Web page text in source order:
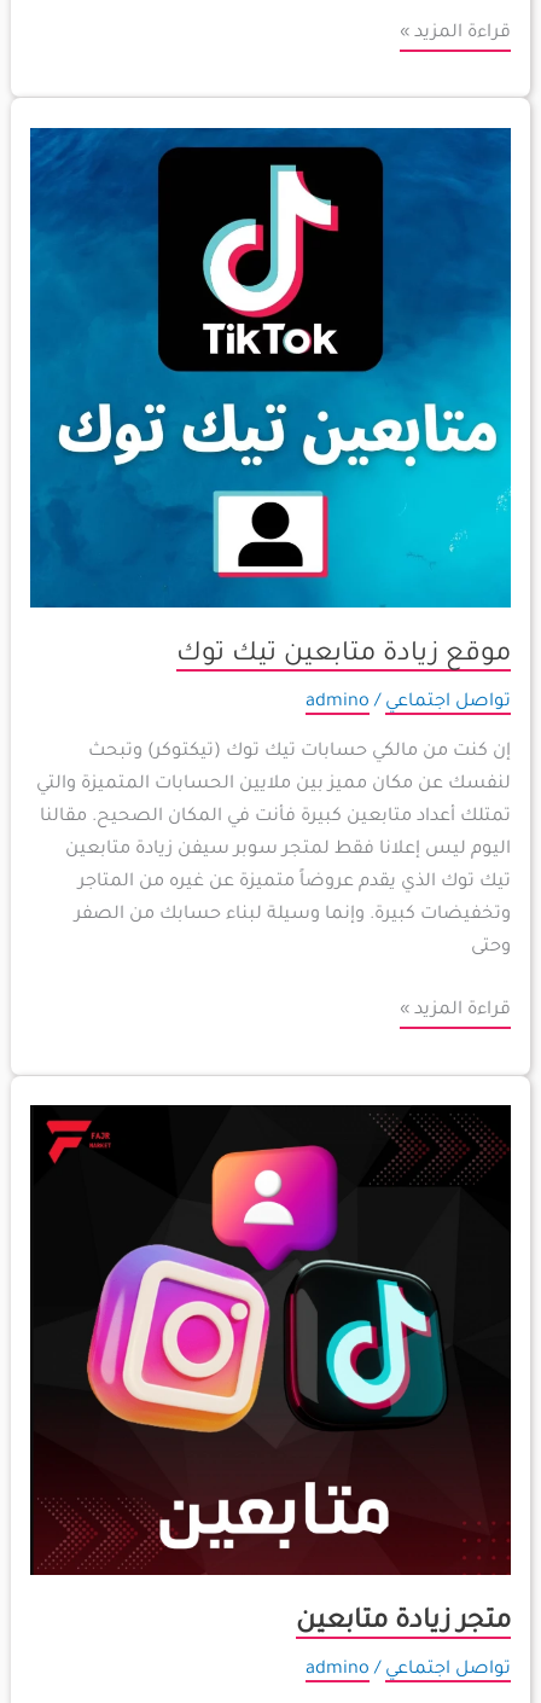
قراءة المزيد »
موقع زيادة متابعين تيك توك
تواصل اجتماعي /
admino
إن كنت من مالكي حسابات تيك توك (تيكتوكر) وتبحث
لنفسك عن مكان مميز بين ملايين الحسابات المتميزة والتي
تمتلك أعداد متابعين كبيرة فأنت في المكان الصحيح. مقالنا
اليوم ليس إعلانا فقط لمتجر سوبر سيفن زيادة متابعين
تيك توك الذي يقدم عروضاً متميزة عن غيره من المتاجر
وتخفيضات كبيرة. وإنما وسيلة لبناء حسابك من الصفر
وحتى
قراءة المزيد »
متجر زيادة متابعين
تواصل اجتماعي /
admino
متجر
زيادة
متابعين